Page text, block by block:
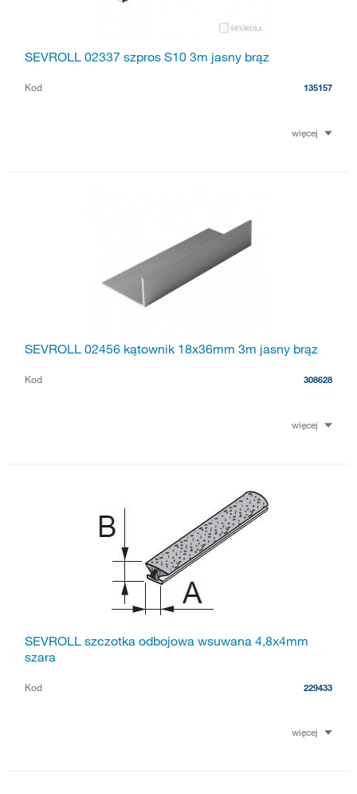
SEVROLL 02337 szpros S10 3m jasny brąz
Kod 135157
więcej
SEVROLL 02456 kątownik 18x36mm 3m jasny brąz
Kod 308628
więcej
SEVROLL szczotka odbojowa wsuwana 4,8x4mm
szara
Kod 229433
więcej